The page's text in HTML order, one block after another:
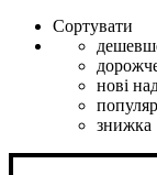
Сортувати
нові
знижка